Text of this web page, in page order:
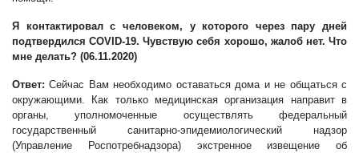
Я контактировал с человеком, у которого через пару дней
подтвердился COVID-19. Чувствую себя хорошо, жалоб нет. Что
мне делать? (06.11.2020)
Ответ:Сейчас Вам необходимо оставаться дома и не общаться с
окружающими. Как только медицинская организация направит в
органы, уполномоченные осуществлять федеральный
государственный санитарно-эпидемиологический надзор
(Управление Роспотребнадзора) экстренное извещение об